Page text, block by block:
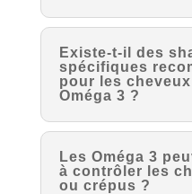
Existe-t-il des
spécifiques
pour les
Oméga 3 ?
Les Oméga 3
à contrôler les
ou crépus ?